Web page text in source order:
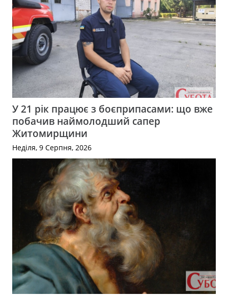
У 21 рік працює з боєприпасами: що вже
побачив наймолодший сапер
Житомирщини
Неділя, 9 Серпня, 2026